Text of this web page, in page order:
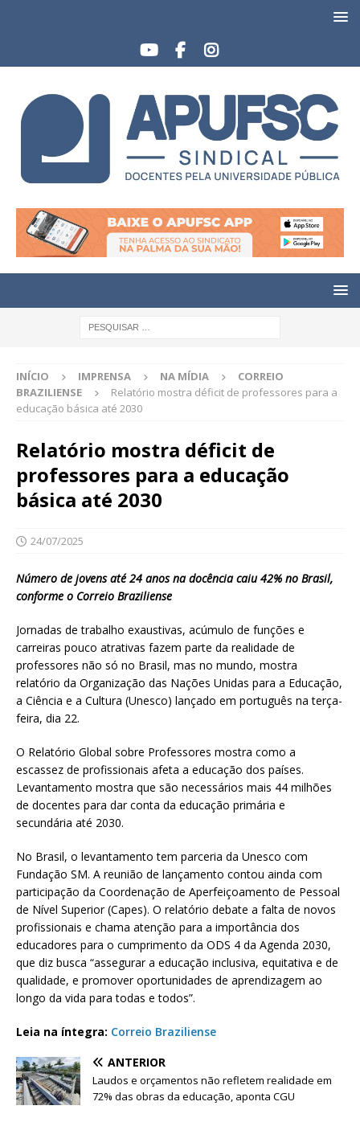
INÍCIO IMPRENSA NA MÍDIA
CORREIO
BRAZILIENSE
Relatório mostra déficit de professores para a
educação básica até 2030
Relatório mostra déficit de
professores para a educação
básica até 2030
24/07/2025
Número de jovens até 24 anos na docência caiu 42% no Brasil,
conforme o Correio Braziliense
Jornadas de trabalho exaustivas, acúmulo de funções e
carreiras pouco atrativas fazem parte da realidade de
professores não só no Brasil, mas no mundo, mostra
relatório da Organização das Nações Unidas para a Educação,
a Ciência e a Cultura (Unesco) lançado em português na terça-
feira, dia 22.
O Relatório Global sobre Professores mostra como a
escassez de profissionais afeta a educação dos países.
Levantamento mostra que são necessários mais 44 milhões
de docentes para dar conta da educação primária e
secundária até 2030.
No Brasil, o levantamento tem parceria da Unesco com
Fundação SM. A reunião de lançamento contou ainda com
participação da Coordenação de Aperfeiçoamento de Pessoal
de Nível Superior (Capes). O relatório debate a falta de novos
profissionais e chama atenção para a importância dos
educadores para o cumprimento da ODS 4 da Agenda 2030,
que diz busca “assegurar a educação inclusiva, equitativa e de
qualidade, e promover oportunidades de aprendizagem ao
longo da vida para todas e todos”.
Leia na íntegra: Correio Braziliense
ANTERIOR
Laudos e orçamentos não refletem realidade em
72% das obras da educação, aponta CGU